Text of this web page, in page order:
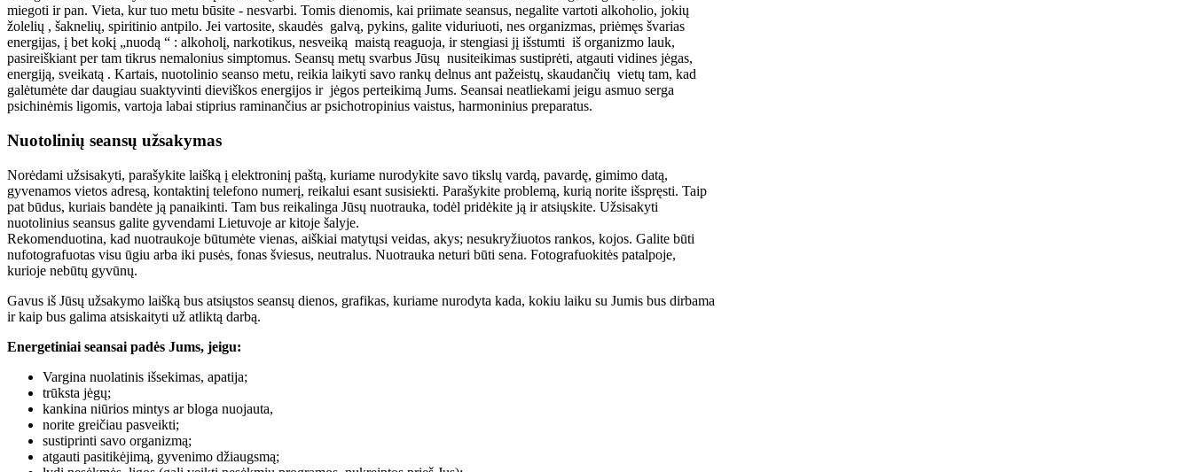
miegoti ir pan. Vieta, kur tuo metu būsite - nesvarbi. Tomis dienomis, kai priimate seansus, negalite vartoti alkoholio, jokių
žolelių , šaknelių, spiritinio antpilo. Jei vartosite, skaudės galvą, pykins, galite viduriuoti, nes organizmas, priėmęs švarias
energijas, į bet kokį „nuodą “ : alkoholį, narkotikus, nesveiką maistą reaguoja, ir stengiasi jį išstumti iš organizmo lauk,
pasireiškiant per tam tikrus nemalonius simptomus. Seansų metų svarbus Jūsų nusiteikimas sustiprėti, atgauti vidines jėgas,
energiją, sveikatą . Kartais, nuotolinio seanso metu, reikia laikyti savo rankų delnus ant pažeistų, skaudančių vietų tam, kad
galėtumėte dar daugiau suaktyvinti dieviškos energijos ir jėgos perteikimą Jums. Seansai neatliekami jeigu asmuo serga
psichinėmis ligomis, vartoja labai stiprius raminančius ar psichotropinius vaistus, harmoninius preparatus.
Nuotolinių seansų užsakymas
Norėdami užsisakyti, parašykite laišką į elektroninį paštą, kuriame nurodykite savo tikslų vardą, pavardę, gimimo datą,
gyvenamos vietos adresą, kontaktinį telefono numerį, reikalui esant susisiekti. Parašykite problemą, kurią norite išspręsti. Taip
pat būdus, kuriais bandėte ją panaikinti. Tam bus reikalinga Jūsų nuotrauka, todėl pridėkite ją ir atsiųskite. Užsisakyti
nuotolinius seansus galite gyvendami Lietuvoje ar kitoje šalyje.
Rekomenduotina, kad nuotraukoje būtumėte vienas, aiškiai matytųsi veidas, akys; nesukryžiuotos rankos, kojos. Galite būti
nufotografuotas visu ūgiu arba iki pusės, fonas šviesus, neutralus. Nuotrauka neturi būti sena. Fotografuokitės patalpoje,
kurioje nebūtų gyvūnų.
Gavus iš Jūsų užsakymo laišką bus atsiųstos seansų dienos, grafikas, kuriame nurodyta kada, kokiu laiku su Jumis bus dirbama
ir kaip bus galima atsiskaityti už atliktą darbą.
Energetiniai seansai padės Jums, jeigu:
Vargina nuolatinis išsekimas, apatija;
trūksta jėgų;
kankina niūrios mintys ar bloga nuojauta,
norite greičiau pasveikti;
sustiprinti savo organizmą;
atgauti pasitikėjimą, gyvenimo džiaugsmą;